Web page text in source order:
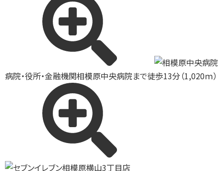
病院・役所・金融機関相模原中央病院まで徒歩13分（1,020ｍ）